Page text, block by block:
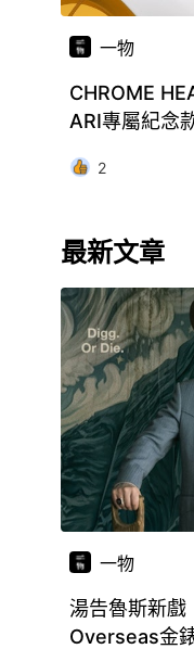
一物
CHROME
ARI專屬紀念
2
最新文章
一物
湯告魯斯新戲
Overseas金